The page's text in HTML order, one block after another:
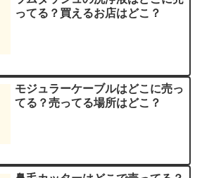
ってる？買えるお店はどこ？
モジュラーケーブルはどこに売っ
てる？売ってる場所はどこ？